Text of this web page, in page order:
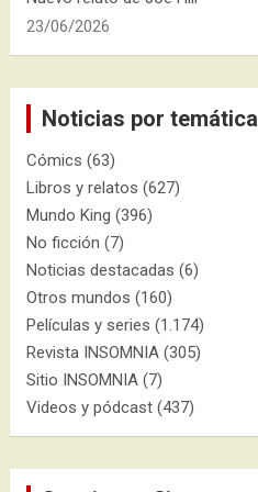
23/06/2026
Noticias por temática
Cómics (63)
Libros y relatos (627)
Mundo King (396)
No ficción (7)
Noticias destacadas (6)
Otros mundos (160)
Películas y series (1.174)
Revista INSOMNIA (305)
Sitio INSOMNIA (7)
Videos y pódcast (437)